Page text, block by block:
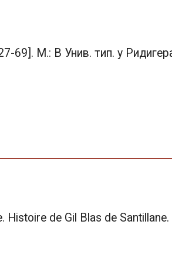
69]. М.: В Унив. тип. у
de Gil Blas de Santillane.